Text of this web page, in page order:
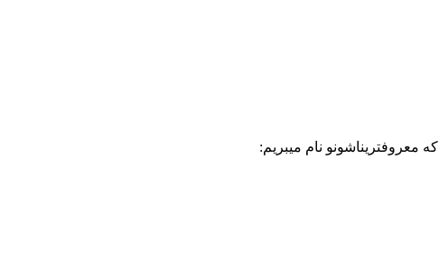
که معروفتریناشونو نام میبریم: